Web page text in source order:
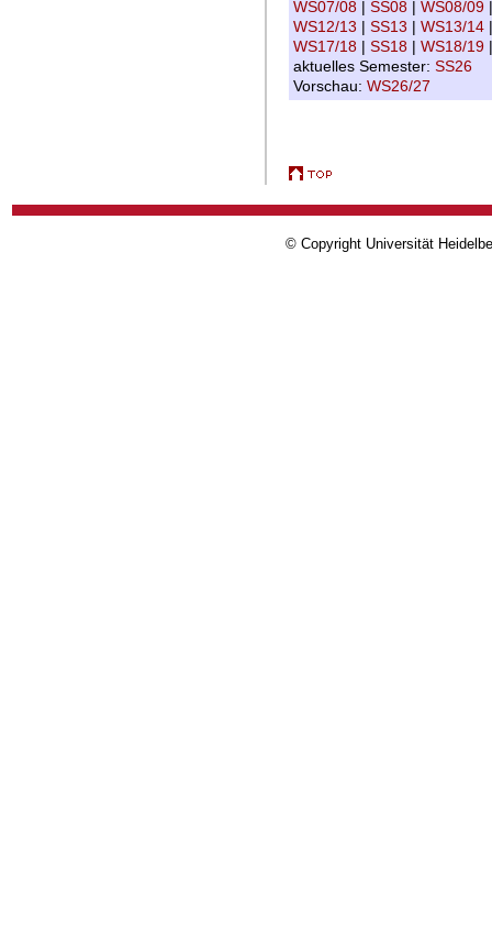
WS07/08 | SS08 | WS08/09
WS12/13 | SS13 | WS13/14
WS17/18 | SS18 | WS18/19
aktuelles Semester: SS26
Vorschau: WS26/27
© Copyright Universität